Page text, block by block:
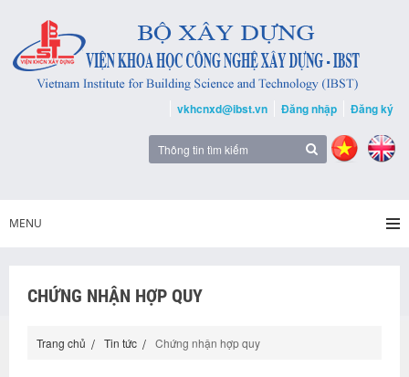
vkhcnxd@ibst.vn Đăng nhập Đăng ký
MENU
CHỨNG NHẬN HỢP QUY
Trang chủ Tin tức Chứng nhận hợp quy